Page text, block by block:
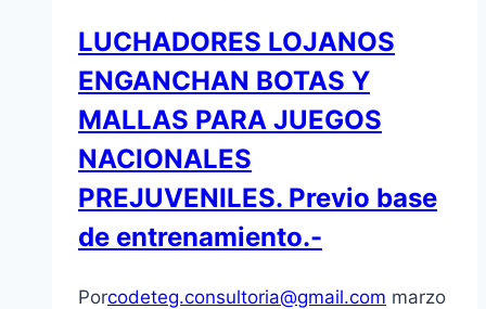
2024.
–
LUCHADORES LOJANOS
ENGANCHAN BOTAS Y
MALLAS PARA JUEGOS
NACIONALES
PREJUVENILES. Previo base
de entrenamiento.-
Porcodeteg.consultoria@gmail.com marzo